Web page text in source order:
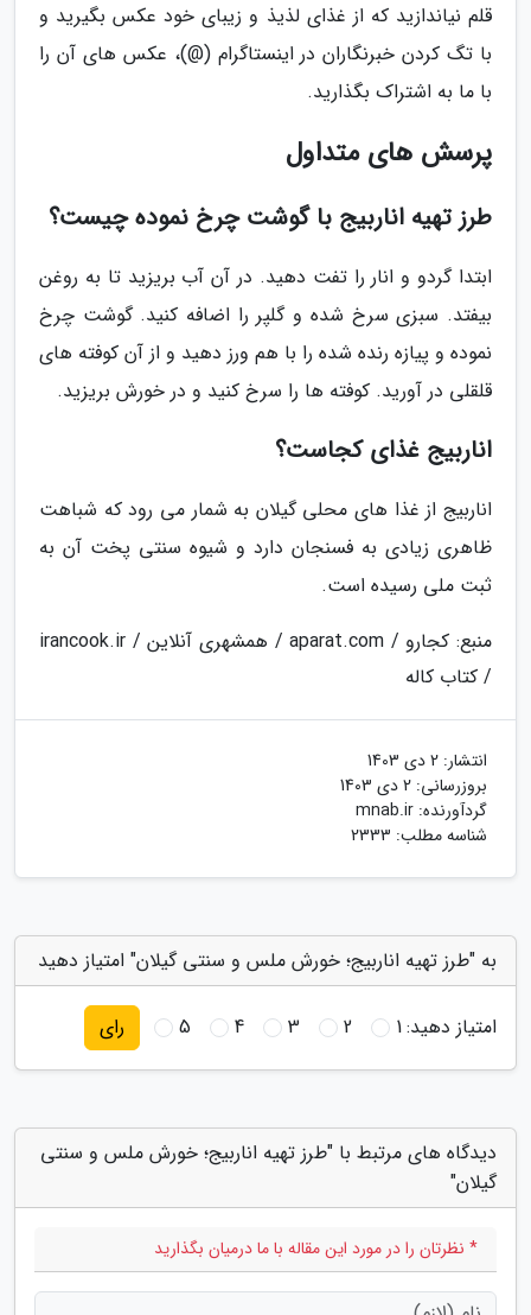
قلم نیاندازید که از غذای لذیذ و زیبای خود عکس بگیرید و
با تگ کردن خبرنگاران در اینستاگرام (@)، عکس های آن را
با ما به اشتراک بگذارید.
پرسش های متداول
طرز تهیه اناربیج با گوشت چرخ نموده چیست؟
ابتدا گردو و انار را تفت دهید. در آن آب بریزید تا به روغن
بیفتد. سبزی سرخ شده و گلپر را اضافه کنید. گوشت چرخ
نموده و پیازه رنده شده را با هم ورز دهید و از آن کوفته های
قلقلی در آورید. کوفته ها را سرخ کنید و در خورش بریزید.
اناربیج غذای کجاست؟
اناربیج از غذا های محلی گیلان به شمار می رود که شباهت
ظاهری زیادی به فسنجان دارد و شیوه سنتی پخت آن به
ثبت ملی رسیده است.
منبع: کجارو / aparat.com / همشهری آنلاین / irancook.ir
/ کتاب کاله
انتشار: 2 دی 1403
بروزرسانی: 2 دی 1403
گردآورنده: mnab.ir
شناسه مطلب: 2333
به "طرز تهیه اناربیج؛ خورش ملس و سنتی گیلان" امتیاز دهید
امتیاز دهید:1
2
3
4
5 رای
دیدگاه های مرتبط با "طرز تهیه اناربیج؛ خورش ملس و سنتی
گیلان"
* نظرتان را در مورد این مقاله با ما درمیان بگذارید